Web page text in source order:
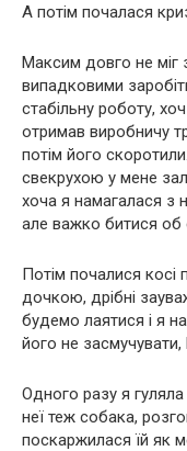
А потім почалася
Максим довго не міг
випадковими
стабільну роботу,
отримав виробничу
потім його
свекрухою у мене
хоча я намагалася з
але важко битися об
Потім почалися косі
дочкою, дрібні
будемо лаятися і я
його не
Одного разу я
неї теж собака,
поскаржилася їй як